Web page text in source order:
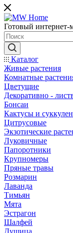
Готовый интернет-
Каталог
Живые растения
Комнатные
Цветущие
Декоративно -
Бонсаи
Кактусы и
Цитрусовые
Экзотические
Луковичные
Папоротники
Крупномеры
Пряные травы
Розмарин
Лаванда
Тимьян
Мята
Эстрагон
Шалфей
Душица